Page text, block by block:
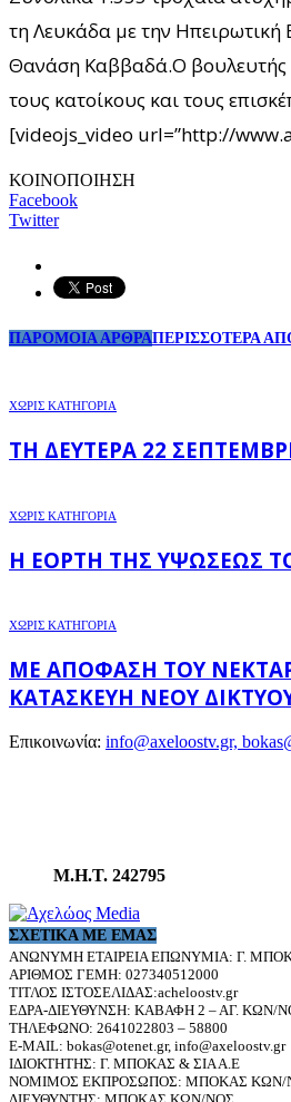
τη Λευκάδα με την
Θανάση Καββαδά.Ο βουλευτής
τους κατοίκους και τους
[videojs_video url=”http://
ΚΟΙΝΟΠΟΙΗΣΗ
Facebook
Twitter
ΠΑΡΟΜΟΙΑ ΑΡΘΡΑΠΕΡΙΣΣΟΤΕΡΑ
ΧΩΡΊΣ ΚΑΤΗΓΟΡΊΑ
ΤΗ ΔΕΥΤΈΡΑ 22
ΧΩΡΊΣ ΚΑΤΗΓΟΡΊΑ
Η ΕΟΡΤΉ ΤΗΣ ΥΨΏΣΕΩΣ
ΧΩΡΊΣ ΚΑΤΗΓΟΡΊΑ
ΜΕ ΑΠΌΦΑΣΗ ΤΟΥ
ΚΑΤΑΣΚΕΥΉ ΝΈΟΥ
Επικοινωνία: info@axeloostv.gr,
Μ.Η.Τ. 242795
ΣΧΕΤΙΚΆ ΜΕ ΕΜΆΣ
ΑΝΩΝΥΜΗ ΕΤΑΙΡΕΙΑ ΕΠΩΝΥΜΙΑ: Γ.
ΑΡΙΘΜΟΣ ΓΕΜΗ: 027340512000
ΤΙΤΛΟΣ ΙΣΤΟΣΕΛΙΔΑΣ:acheloostv.gr
ΕΔΡΑ-ΔΙΕΥΘΥΝΣΗ: ΚΑΒΑΦΗ 2 – ΑΓ. ΚΩΝ/
ΤΗΛΕΦΩΝΟ: 2641022803 – 58800
E-MAIL: bokas@otenet.gr, info@axeloostv.gr
ΙΔΙΟΚΤΗΤΗΣ: Γ. ΜΠΟΚΑΣ & ΣΙΑ Α.Ε
ΝΟΜΙΜΟΣ ΕΚΠΡΟΣΩΠΟΣ: ΜΠΟΚΑΣ ΚΩΝ/